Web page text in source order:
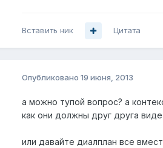
Вставить ник Цитата
Опубликовано 19 июня, 2013
а можно тупой вопрос? а
как они должны друг друга
или давайте диалплан все